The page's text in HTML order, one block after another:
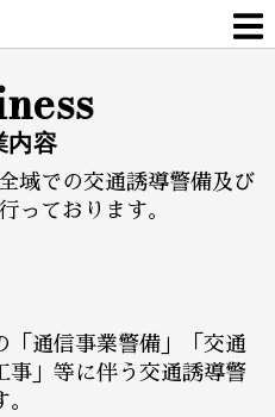
内容
域での交通誘導警備及び
っております。
「通信事業警備」「交通
事」等に伴う交通誘導警